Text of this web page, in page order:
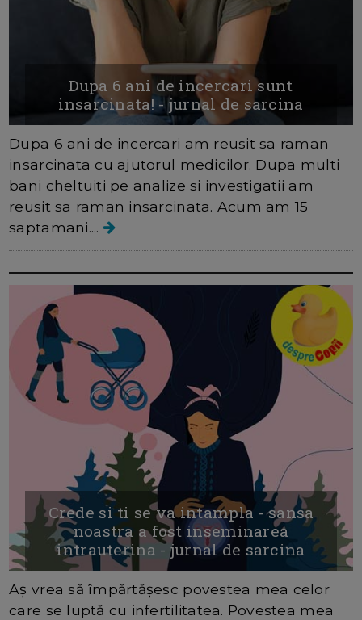
Dupa 6 ani de incercari sunt
insarcinata! - jurnal de sarcina
Dupa 6 ani de incercari am reusit sa raman
insarcinata cu ajutorul medicilor. Dupa multi
bani cheltuiti pe analize si investigatii am
reusit sa raman insarcinata. Acum am 15
saptamani....
Crede si ti se va intampla - sansa
noastra a fost inseminarea
intrauterina - jurnal de sarcina
Aș vrea să împărtășesc povestea mea celor
care se luptă cu infertilitatea. Povestea mea